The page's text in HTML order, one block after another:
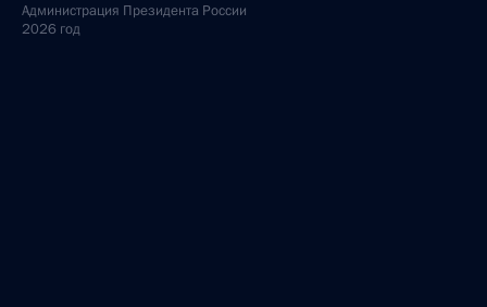
Администрация Президента России
2026 год